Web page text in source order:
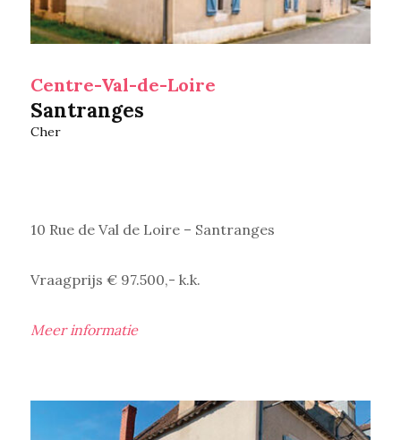
Centre-Val-de-Loire
Santranges
Cher
10 Rue de Val de Loire – Santranges
Vraagprijs € 97.500,- k.k.
Meer informatie